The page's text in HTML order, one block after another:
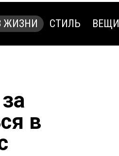
ЖИЗНИ СТИЛЬ ВЕЩИ
в